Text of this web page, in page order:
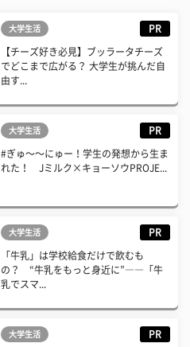
大学生活 PR
【チーズ好き必見】ブッラータチーズ
でどこまで広がる？ 大学生が挑んだ自
由す...
大学生活 PR
#ぎゅ〜〜にゅー！学生の発想から生ま
れた！ Jミルク×キョーソウPROJE...
大学生活 PR
「牛乳」は学校給食だけで飲むも
の？ “牛乳をもっと身近に”――「牛
乳でスマ...
大学生活 PR